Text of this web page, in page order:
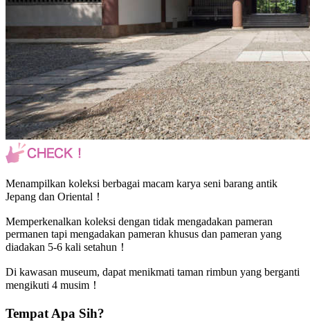
Menampilkan koleksi berbagai macam karya seni barang antik
Jepang dan Oriental！
Memperkenalkan koleksi dengan tidak mengadakan pameran
permanen tapi mengadakan pameran khusus dan pameran yang
diadakan 5-6 kali setahun！
Di kawasan museum, dapat menikmati taman rimbun yang berganti
mengikuti 4 musim！
Tempat Apa Sih?